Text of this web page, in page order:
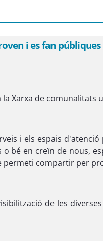
i es fan
Xarxa de comunalitats
i els espais
en creïn de nous,
compartir per
de les